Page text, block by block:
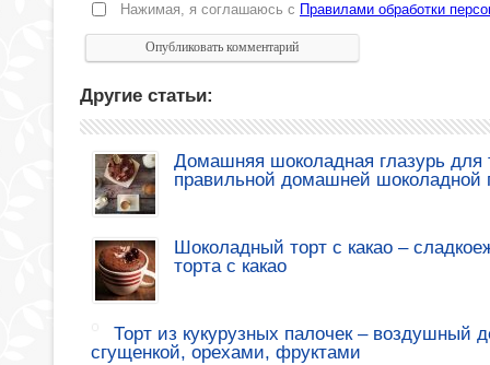
Нажимая, я соглашаюсь с Правилами обработки
Другие статьи:
Домашняя шоколадная глазурь для
правильной домашней шоколадной
Шоколадный торт с какао –
торта с какао
Торт из кукурузных палочек – воздушный
сгущенкой, орехами, фруктами